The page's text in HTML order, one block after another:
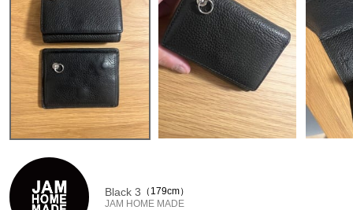
Black 3
JAM HOME MADE
179cm